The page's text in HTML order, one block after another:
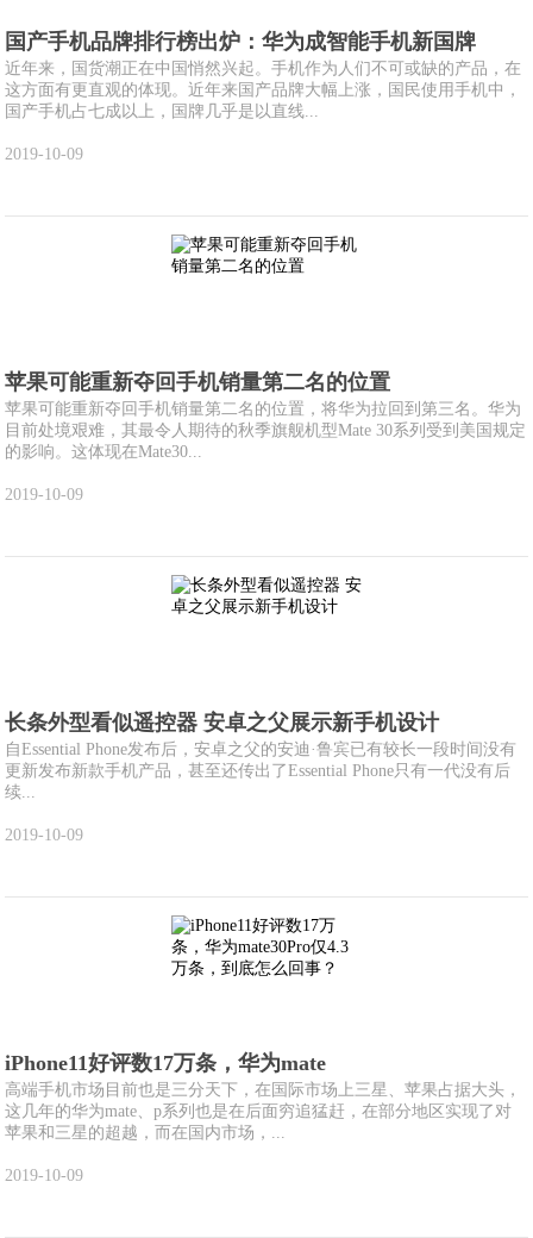
国产手机品牌排行榜出炉：华为成智能手机新国牌
近年来，国货潮正在中国悄然兴起。手机作为人们不可或缺的产品，在
这方面有更直观的体现。近年来国产品牌大幅上涨，国民使用手机中，
国产手机占七成以上，国牌几乎是以直线...
2019-10-09
苹果可能重新夺回手机销量第二名的位置
苹果可能重新夺回手机销量第二名的位置，将华为拉回到第三名。华为
目前处境艰难，其最令人期待的秋季旗舰机型Mate 30系列受到美国规定
的影响。这体现在Mate30...
2019-10-09
长条外型看似遥控器 安卓之父展示新手机设计
自Essential Phone发布后，安卓之父的安迪·鲁宾已有较长一段时间没有
更新发布新款手机产品，甚至还传出了Essential Phone只有一代没有后
续...
2019-10-09
iPhone11好评数17万条，华为mate
高端手机市场目前也是三分天下，在国际市场上三星、苹果占据大头，
这几年的华为mate、p系列也是在后面穷追猛赶，在部分地区实现了对
苹果和三星的超越，而在国内市场，...
2019-10-09